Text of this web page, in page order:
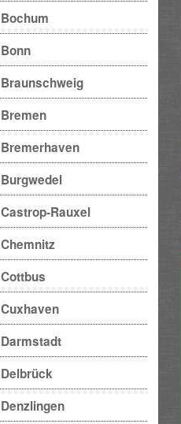
Bochum
Bonn
Braunschweig
Bremen
Bremerhaven
Burgwedel
Castrop-Rauxel
Chemnitz
Cottbus
Cuxhaven
Darmstadt
Delbrück
Denzlingen